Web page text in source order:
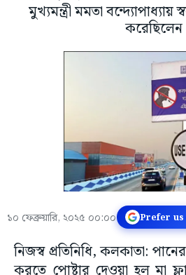
মুখ্যমন্ত্রী মমতা
১০ ফেব্রুয়ারি, ২০২৫ ০০:০০ Prefer us
নিজস্ব প্রতিনিধি, কলকাতা: